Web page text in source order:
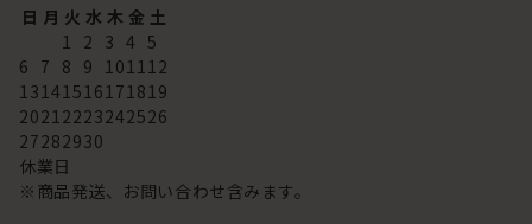
日 月 火 水 木 金 土
1 2 3 4 5
6 7 8 9 101112
13141516171819
20212223242526
27282930
休業日
※商品発送、お問い合わせ含みます。